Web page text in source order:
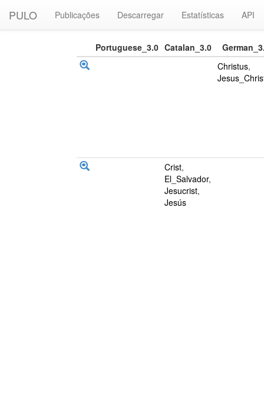
PULO Publicações Descarregar Estatísticas API
Portuguese_3.0 Catalan_3.0
Christus,
Crist,
El_Salvador,
Jesucrist,
Jesús